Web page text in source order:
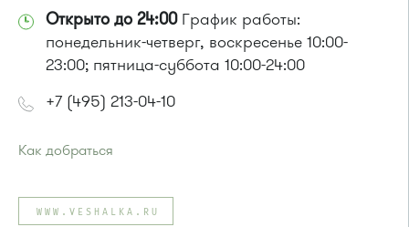
Открыто до 24:00График работы:
понедельник-четверг, воскресенье 10:00-
23:00; пятница-суббота 10:00-24:00
+7 (495) 213-04-10
Как добраться
Автобусы № 30, 43, 350, 400, 400э, 440, 817, 851, 851э,
905.WWW.VESHALKA.RU